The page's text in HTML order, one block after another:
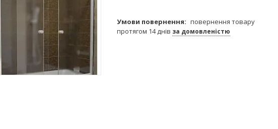
повернення товару
протягом 14 днів за домовленістю